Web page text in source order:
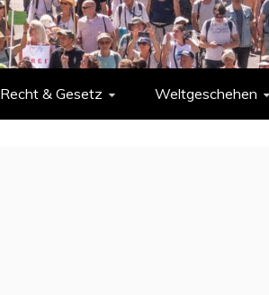
Recht & Gesetz Weltgeschehen